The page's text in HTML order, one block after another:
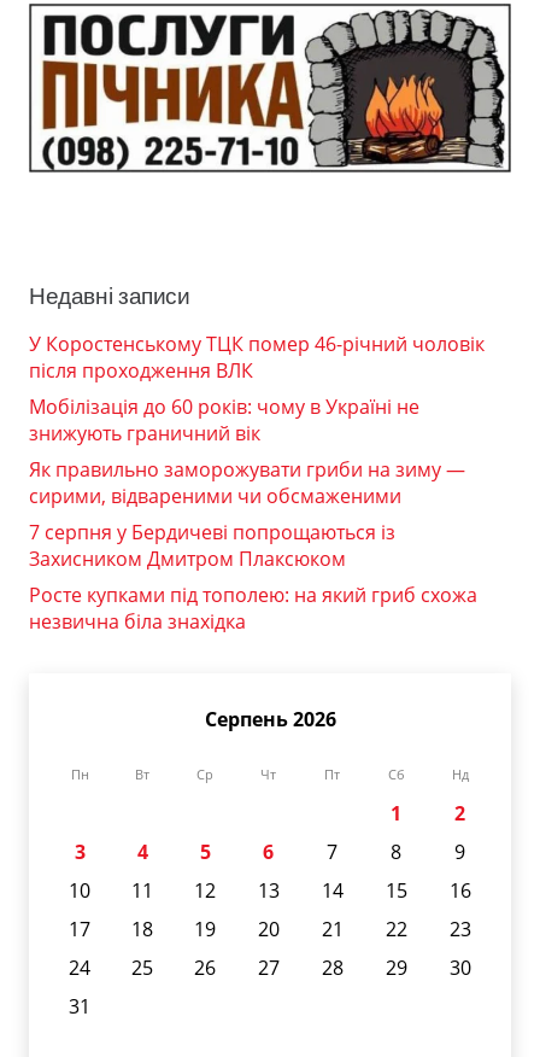
Недавні записи
У Коростенському ТЦК помер 46-річний чоловік
після проходження ВЛК
Мобілізація до 60 років: чому в Україні не
знижують граничний вік
Як правильно заморожувати гриби на зиму —
сирими, відвареними чи обсмаженими
7 серпня у Бердичеві попрощаються із
Захисником Дмитром Плаксюком
Росте купками під тополею: на який гриб схожа
незвична біла знахідка
Серпень 2026
Пн Вт Ср Чт Пт Сб Нд
1
2
3
4 5 6 7 8
9
10
11 12 13 14 15
16
17
18 19 20 21 22
23
24
25 26 27 28 29
30
31